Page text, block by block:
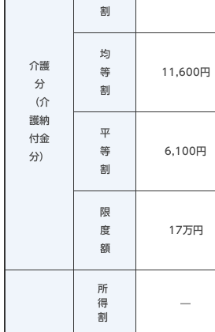
介護
分
（介
護納
付金
分）
割
均
等
割
11,600円
平
等
割
6,100円
限
度
額
17万円
所
得
割
—